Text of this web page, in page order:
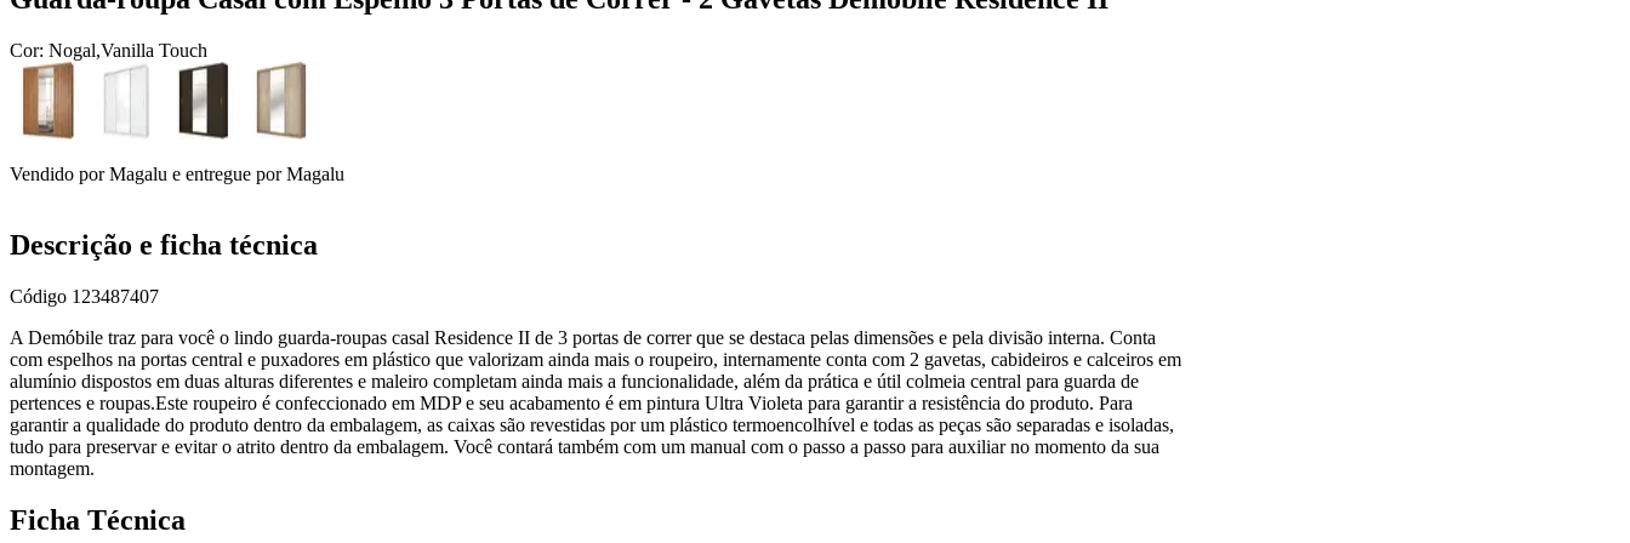
Cor: Nogal,Vanilla Touch
Vendido porMagalu e entregue por Magalu
Descrição e ficha técnica
Código 123487407
A Demóbile traz para você o lindo guarda-roupas casal Residence II de 3 portas de correr que se destaca pelas dimensões e pela divisão interna. Conta
com espelhos na portas central e puxadores em plástico que valorizam ainda mais o roupeiro, internamente conta com 2 gavetas, cabideiros e calceiros em
alumínio dispostos em duas alturas diferentes e maleiro completam ainda mais a funcionalidade, além da prática e útil colmeia central para guarda de
pertences e roupas.Este roupeiro é confeccionado em MDP e seu acabamento é em pintura Ultra Violeta para garantir a resistência do produto. Para
garantir a qualidade do produto dentro da embalagem, as caixas são revestidas por um plástico termoencolhível e todas as peças são separadas e isoladas,
tudo para preservar e evitar o atrito dentro da embalagem. Você contará também com um manual com o passo a passo para auxiliar no momento da sua
montagem.
Ficha Técnica